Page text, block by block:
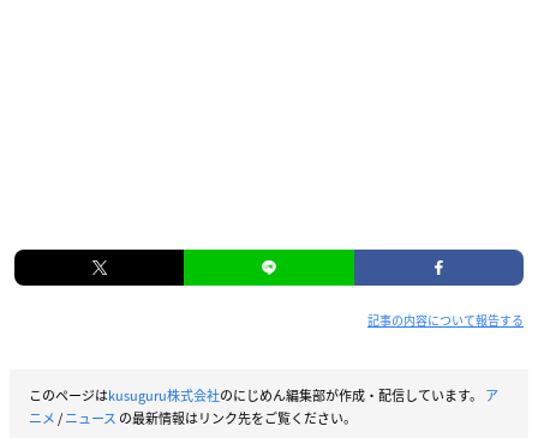
記事の内容について報告する
このページはkusuguru株式会社のにじめん編集部が作成・配信しています。 ア
ニメ/ニュース の最新情報はリンク先をご覧ください。